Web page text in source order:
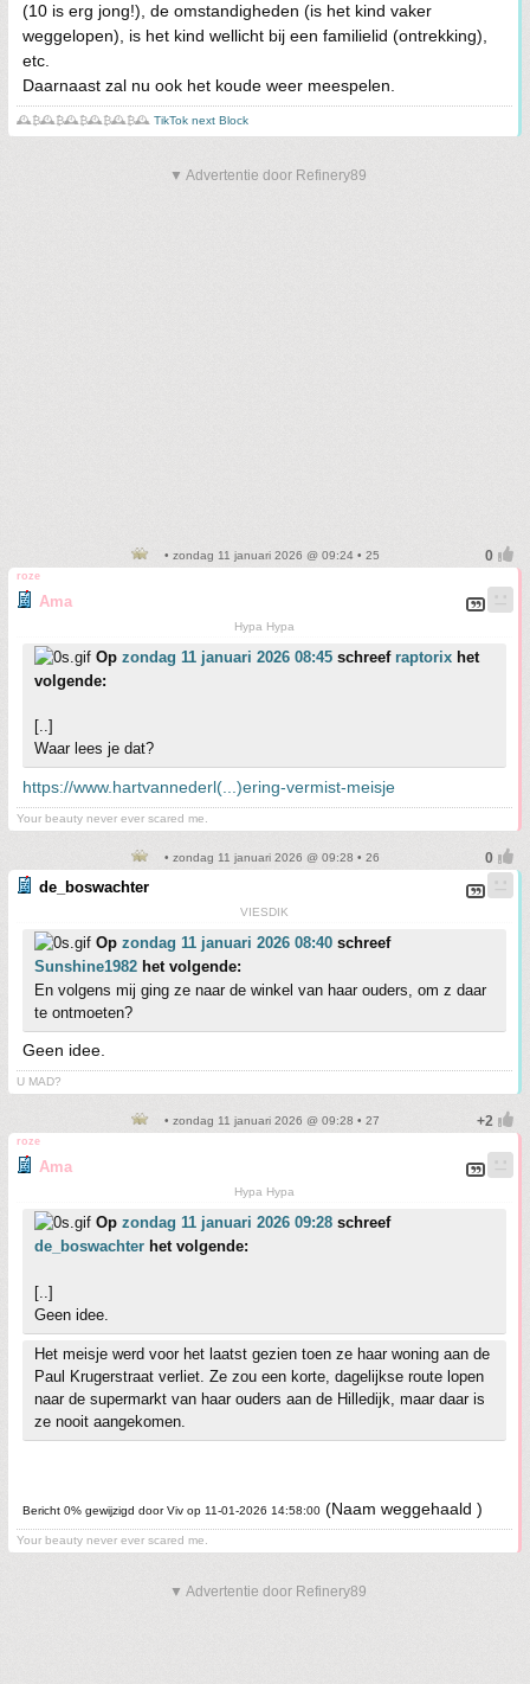
(10 is erg jong!), de omstandigheden (is het kind vaker
weggelopen), is het kind wellicht bij een familielid (ontrekking),
etc.
Daarnaast zal nu ook het koude weer meespelen.
🕰️₿🕰️₿🕰️₿🕰️₿🕰️₿🕰️ TikTok next Block
▼ Advertentie door Refinery89
• zondag 11 januari 2026 @ 09:24 • 25
roze
Ama
Hypa Hypa
Op zondag 11 januari 2026 08:45 schreef raptorix het
volgende:
[..]
Waar lees je dat?
https://www.hartvannederl(...)ering-vermist-meisje
Your beauty never ever scared me.
• zondag 11 januari 2026 @ 09:28 • 26
de_boswachter
VIESDIK
Op zondag 11 januari 2026 08:40 schreef
Sunshine1982 het volgende:
En volgens mij ging ze naar de winkel van haar ouders, om z daar
te ontmoeten?
Geen idee.
U MAD?
• zondag 11 januari 2026 @ 09:28 • 27
roze
Ama
Hypa Hypa
Op zondag 11 januari 2026 09:28 schreef
de_boswachter het volgende:
[..]
Geen idee.
Het meisje werd voor het laatst gezien toen ze haar woning aan de
Paul Krugerstraat verliet. Ze zou een korte, dagelijkse route lopen
naar de supermarkt van haar ouders aan de Hilledijk, maar daar is
ze nooit aangekomen.
Bericht 0% gewijzigd door Viv op 11-01-2026 14:58:00 (Naam weggehaald )
Your beauty never ever scared me.
▼ Advertentie door Refinery89